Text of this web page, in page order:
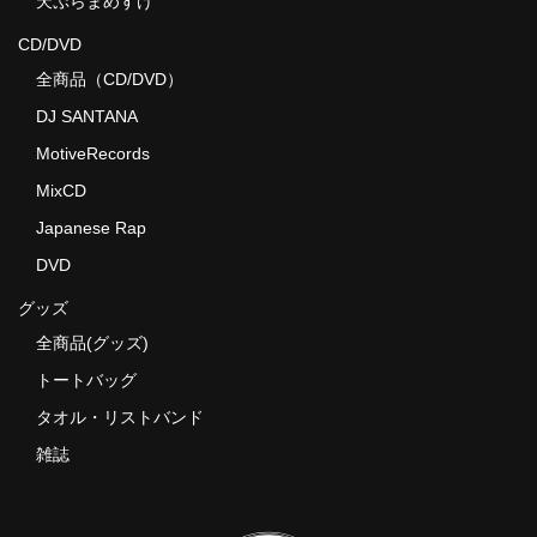
CD/DVD
全商品（CD/DVD）
DJ SANTANA
MotiveRecords
MixCD
Japanese Rap
DVD
グッズ
全商品(グッズ)
トートバッグ
タオル・リストバンド
雑誌